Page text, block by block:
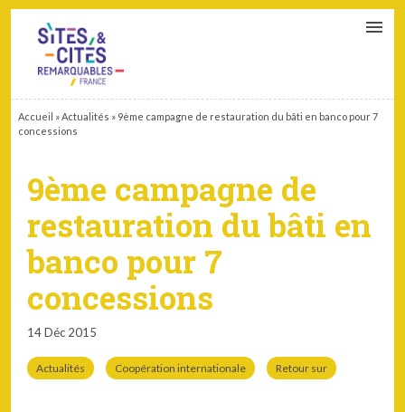
Accueil »Actualités » 9ème campagne de restauration du bâti en banco pour 7
concessions
9ème campagne de
restauration du bâti en
banco pour 7
concessions
14 Déc 2015
Actualités Coopération internationale Retour sur